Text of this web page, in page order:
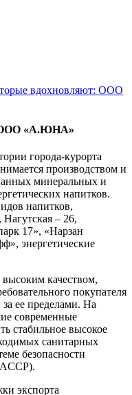
вдохновляют: ООО
ООО «А.ЮНА»
города-курорта
производством и
минеральных и
напитков.
напитков,
– 26,
17», «Нарзан
энергетические
качеством,
покупателя
ее пределами. На
современные
стабильное высокое
санитарных
безопасности
экспорта